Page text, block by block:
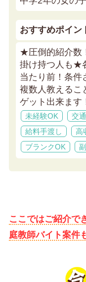
おすすめポイン
★圧倒的紹介数
掛け持つ人も★
当たり前！条件
複数人教えるこ
ゲット出来ます
未経験OK 交
給料手渡し
高
ブランクOK
ここではご紹介で
庭教師バイト案件